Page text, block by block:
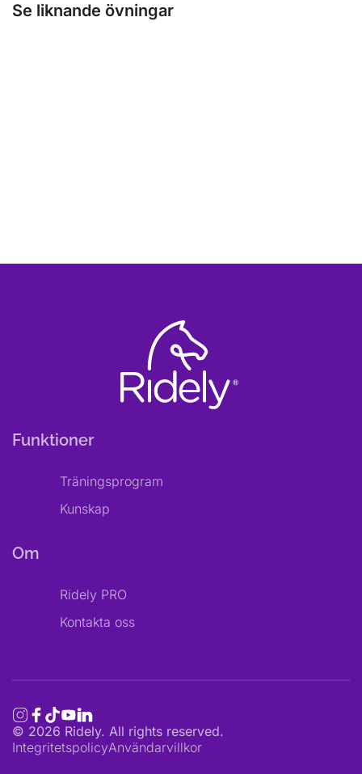
Se liknande övningar
Funktioner
Träningsprogram
Kunskap
Om
Ridely PRO
Kontakta oss
© 2026 Ridely. All rights reserved.
IntegritetspolicyAnvändarvillkor